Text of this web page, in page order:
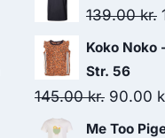
139.00kr.
Koko
Str. 56
145.00kr. Original
price
90.00
Me Too